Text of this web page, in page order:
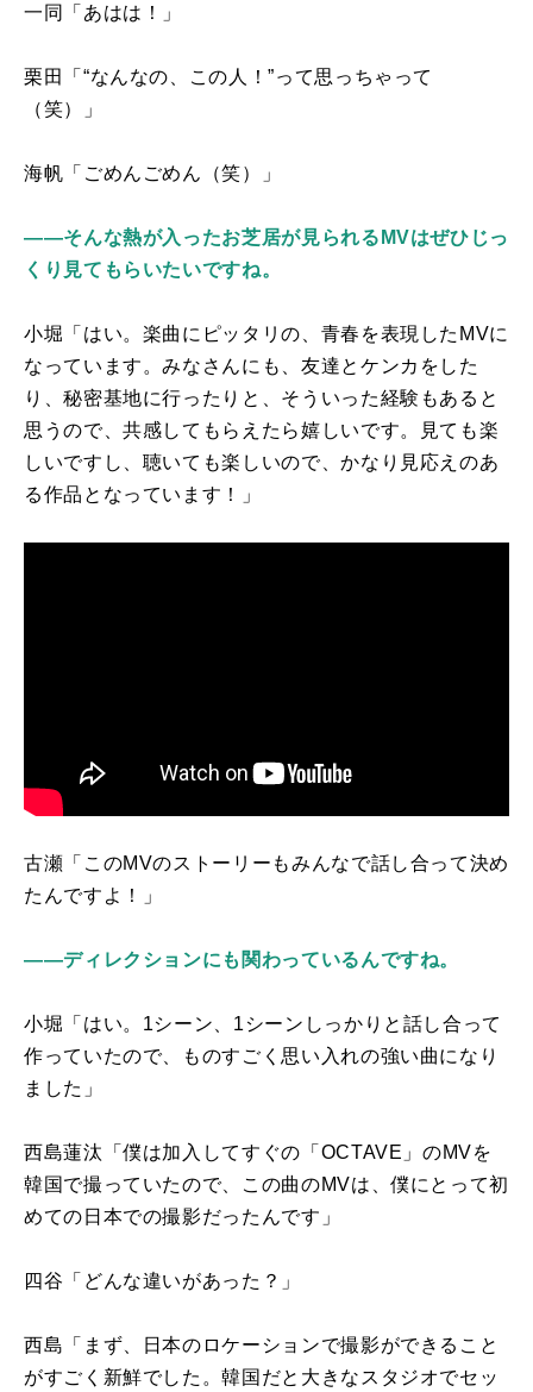
一同「あはは！」
栗田「“なんなの、この人！”って思っちゃって
（笑）」
海帆「ごめんごめん（笑）」
――そんな熱が入ったお芝居が見られるMVはぜひじっ
くり見てもらいたいですね。
小堀「はい。楽曲にピッタリの、青春を表現した MVに
なっています。みなさんにも、友達とケンカをした
り、秘密基地に行ったりと、そういった経験もあると
思うので、共感してもらえたら嬉しいです。見ても楽
しいですし、聴いても楽しいので、かなり見応えのあ
る作品となっています！」
古瀬「このMVのストーリーもみんなで話し合って決め
たんですよ！」
――ディレクションにも関わっているんですね。
小堀「はい。1シーン、1シーンしっかりと話し合って
作っていたので、ものすごく思い入れの強い曲になり
ました」
西島蓮汰「僕は加入してすぐの「 OCTAVE 」のMVを
韓国で撮っていたので、この曲のMVは、僕にとって初
めての日本での撮影だったんです」
四谷「どんな違いがあった？」
西島「まず、日本のロケーションで撮影ができること
がすごく新鮮でした。韓国だと大きなスタジオでセッ